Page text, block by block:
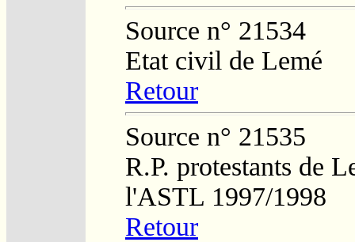
Source n° 21534
Etat civil de Lemé
Retour
Source n° 21535
R.P. protestants de
l'ASTL 1997/1998
Retour